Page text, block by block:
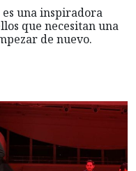
una inspiradora
que necesitan una
de nuevo.